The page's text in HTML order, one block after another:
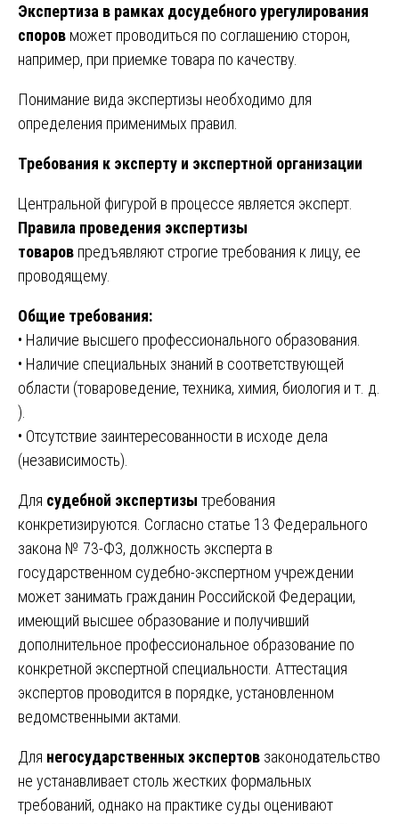
Экспертиза в рамках досудебного урегулирования
споров может проводиться по соглашению сторон,
например, при приемке товара по качеству.
Понимание вида экспертизы необходимо для
определения применимых правил.
Требования к эксперту и экспертной организации
Центральной фигурой в процессе является эксперт.
Правила проведения экспертизы
товаров предъявляют строгие требования к лицу, ее
проводящему.
Общие требования:
• Наличие высшего профессионального образования.
• Наличие специальных знаний в соответствующей
области (товароведение, техника, химия, биология и т. д.
).
• Отсутствие заинтересованности в исходе дела
(независимость).
Для судебной экспертизы требования
конкретизируются. Согласно статье 13 Федерального
закона № 73-ФЗ, должность эксперта в
государственном судебно-экспертном учреждении
может занимать гражданин Российской Федерации,
имеющий высшее образование и получивший
дополнительное профессиональное образование по
конкретной экспертной специальности. Аттестация
экспертов проводится в порядке, установленном
ведомственными актами.
Для негосударственных экспертов законодательство
не устанавливает столь жестких формальных
требований, однако на практике суды оценивают